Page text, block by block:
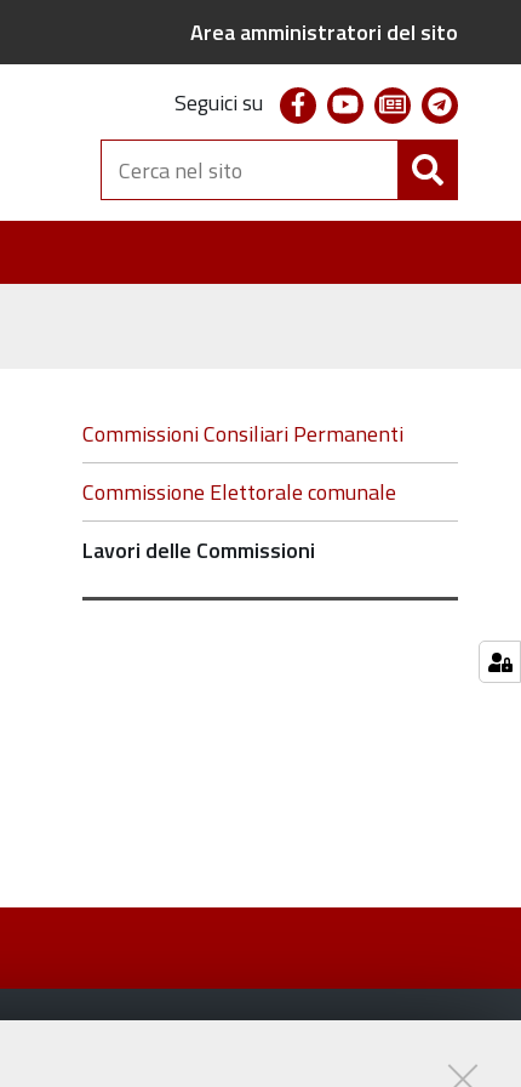
Area amministratori del sito
Seguici su facebookyoutubenewsletter
Cerca
nel
sito
Navigazione
Commissioni Consiliari Permanenti
Commissione Elettorale comunale
Lavori delle Commissioni